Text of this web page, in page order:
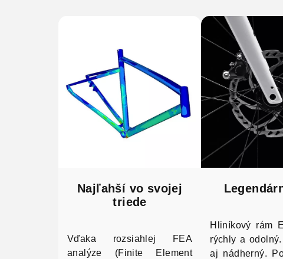
Najľahší vo svojej
triede
Vďaka rozsiahlej FEA
analýze (Finite Element
Hliníkový rám
rýchly a
aj nádherný.